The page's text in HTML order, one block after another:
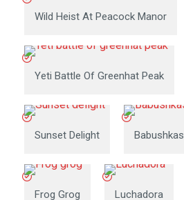
Wild Heist At Peacock Manor
Yeti Battle Of Greenhat Peak
Sunset Delight Babushkas
Frog Grog Luchadora